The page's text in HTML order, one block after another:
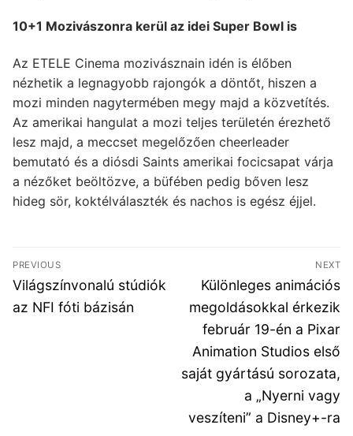
10+1 Mozivászonra kerül az idei Super Bowl is
Az ETELE Cinema mozivásznain idén is élőben
nézhetik a legnagyobb rajongók a döntőt, hiszen a
mozi minden nagytermében megy majd a közvetítés.
Az amerikai hangulat a mozi teljes területén érezhető
lesz majd, a meccset megelőzően cheerleader
bemutató és a diósdi Saints amerikai focicsapat várja
a nézőket beöltözve, a büfében pedig bőven lesz
hideg sör, koktélválaszték és nachos is egész éjjel.
Bejegyzés
navigáció
PREVIOUS
Previous
post:
Világszínvonalú stúdiók
az NFI fóti bázisán
NEXT
Next
post:
Különleges animációs
megoldásokkal érkezik
február 19-én a Pixar
Animation Studios első
saját gyártású sorozata,
a „Nyerni vagy
veszíteni” a Disney+-ra